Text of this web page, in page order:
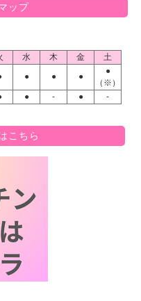
ップ
水 木 金
土
● ● ●
●
（※）
● - ● -
こちら